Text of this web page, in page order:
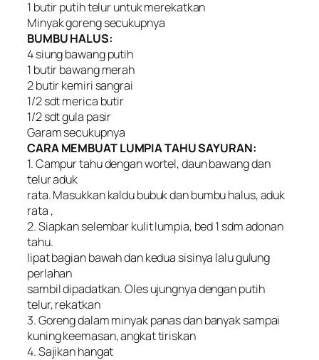
1 butir putih telur untuk merekatkan
Minyak goreng secukupnya
BUMBU HALUS:
4 siung bawang putih
1 butir bawang merah
2 butir kemiri sangrai
1/2 sdt merica butir
1/2 sdt gula pasir
Garam secukupnya
CARA MEMBUAT LUMPIA TAHU SAYURAN:
1. Campur tahu dengan wortel, daun bawang dan
telur aduk
rata. Masukkan kaldu bubuk dan bumbu halus, aduk
rata ,
2. Siapkan selembar kulit lumpia, bed 1 sdm adonan
tahu.
lipat bagian bawah dan kedua sisinya lalu gulung
perlahan
sambil dipadatkan. Oles ujungnya dengan putih
telur, rekatkan
3. Goreng dalam minyak panas dan banyak sampai
kuning keemasan, angkat tiriskan
4. Sajikan hangat